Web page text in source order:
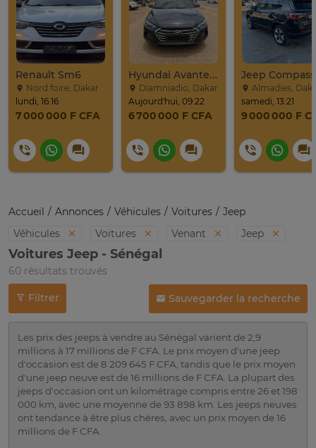
Renault Sm6
Nord foire, Dakar
lundi, 16:16
7 000 000 F CFA
Hyundai Avante 2017
Diamniadio, Dakar
Aujourd'hui, 09:22
6 700 000 F CFA
Almadies,
samedi, 13:21
9 000 000 F
Accueil Annonces Véhicules Voitures
Jeep
Véhicules
Voitures Venant Jeep
Voitures Jeep - Sénégal
60 résultats trouvés
Filtrer Sauvegarder la recherche
Les prix des jeeps à vendre au Sénégal varient de 2,9
millions à 17 millions de F CFA. Le prix moyen d'une jeep
d'occasion est de 8 209 645 F CFA, tandis que le prix moyen
d'une jeep neuve est de 16 millions de F CFA. La plupart des
jeeps d'occasion ont un kilométrage compris entre 26 et 198
000 km, avec une moyenne de 93 898 km. Les jeeps neuves
ont tendance à être plus chères, avec un prix moyen de 16
millions de F CFA.